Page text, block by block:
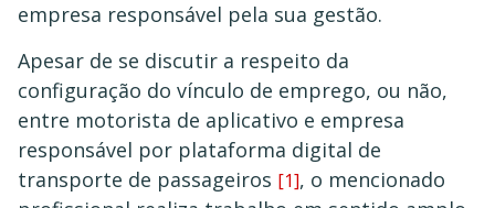
empresa responsável pela sua gestão.
Apesar de se discutir a respeito da
configuração do vínculo de emprego, ou não,
entre motorista de aplicativo e empresa
responsável por plataforma digital de
transporte de passageiros [1], o mencionado